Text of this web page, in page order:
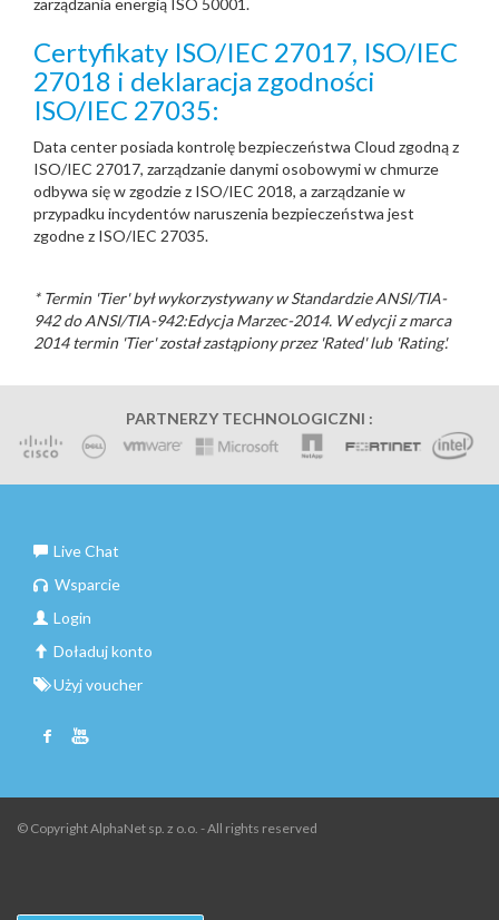
zarządzania energią ISO 50001.
Certyfikaty ISO/IEC 27017, ISO/IEC
27018 i deklaracja zgodności
ISO/IEC 27035:
Data center posiada kontrolę bezpieczeństwa Cloud zgodną z
ISO/IEC 27017, zarządzanie danymi osobowymi w chmurze
odbywa się w zgodzie z ISO/IEC 2018, a zarządzanie w
przypadku incydentów naruszenia bezpieczeństwa jest
zgodne z ISO/IEC 27035.
* Termin 'Tier' był wykorzystywany w Standardzie ANSI/TIA-
942 do ANSI/TIA-942:Edycja Marzec-2014. W edycji z marca
2014 termin 'Tier' został zastąpiony przez 'Rated' lub 'Rating'.
PARTNERZY TECHNOLOGICZNI :
Live Chat
Wsparcie
Login
Doładuj konto
Użyj voucher
© Copyright AlphaNet sp. z o.o. - All rights reserved